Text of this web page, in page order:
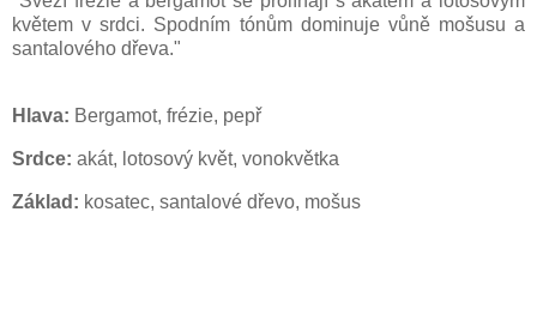
květem v srdci. Spodním tónům dominuje vůně mošusu a
santalového dřeva."
Hlava: Bergamot, frézie, pepř
Srdce: akát, lotosový květ, vonokvětka
Základ: kosatec, santalové dřevo, mošus